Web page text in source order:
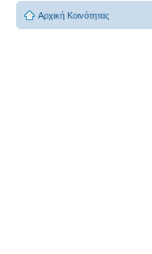
Αρχική Κοινότητας